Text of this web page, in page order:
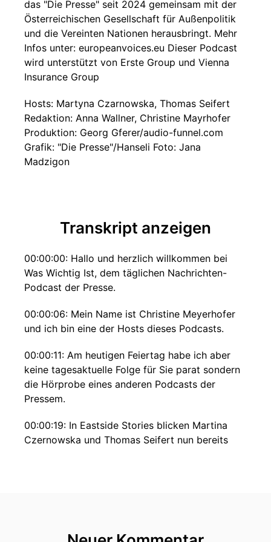
das "Die Presse" seit 2024 gemeinsam mit der
Österreichischen Gesellschaft für Außenpolitik
und die Vereinten Nationen herausbringt. Mehr
Infos unter: europeanvoices.eu Dieser Podcast
wird unterstützt von Erste Group und Vienna
Insurance Group
Hosts: Martyna Czarnowska, Thomas Seifert
Redaktion: Anna Wallner, Christine Mayrhofer
Produktion: Georg Gferer/audio-funnel.com
Grafik: "Die Presse"/Hanseli Foto: Jana
Madzigon
Transkript anzeigen
00:00:00: Hallo und herzlich willkommen bei
Was Wichtig Ist, dem täglichen Nachrichten-
Podcast der Presse.
00:00:06: Mein Name ist Christine Meyerhofer
und ich bin eine der Hosts dieses Podcasts.
00:00:11: Am heutigen Feiertag habe ich aber
keine tagesaktuelle Folge für Sie parat sondern
die Hörprobe eines anderen Podcasts der
Pressem.
00:00:19: In Eastside Stories blicken Martina
Czernowska und Thomas Seifert nun bereits
00:00:33: Sie betrachten die geopolitischen